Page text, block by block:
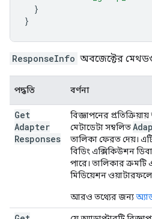
}
}
ResponseInfo অবজেক্টের
পদ্ধতি বর্ণনা
Get
Adapter
Responses
বিজ্ঞাপনের প্রতিক্রিয়ায়
মেটাডেটা সম্বলিত
তালিকা ফেরত দেয়।
বিডিং এক্সিকিউশন
পারে। তালিকার
মিডিয়েশন
আরও তথ্যের জন্য